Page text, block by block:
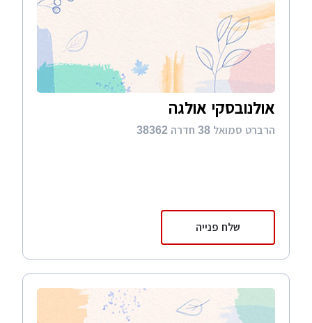
אולנובסקי אולגה
הרברט סמואל 38 חדרה 38362
שלח פנייה